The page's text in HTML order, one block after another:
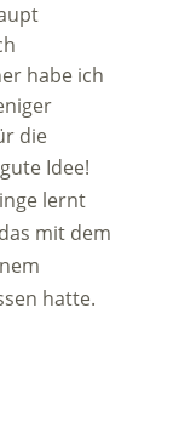
habe ich
die
Idee!
lernt
mit dem
hatte.